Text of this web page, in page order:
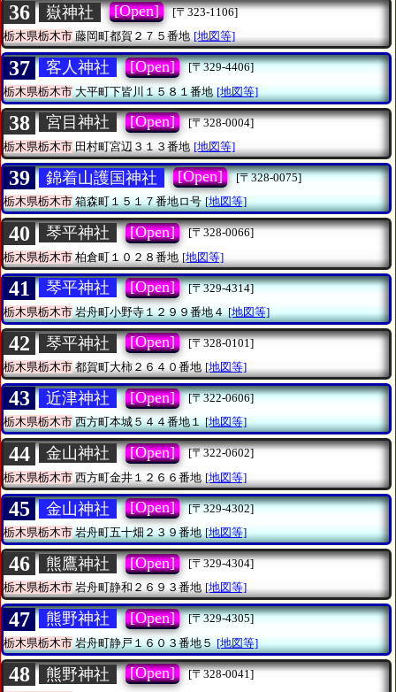
36 嶽神社 [Open]
[〒323-1106]
栃木県栃木市藤岡町都賀２７５番地 [地図等]
37 客人神社 [Open]
[〒329-4406]
栃木県栃木市大平町下皆川１５８１番地 [地図等]
38 宮目神社 [Open]
[〒328-0004]
栃木県栃木市 田村町宮辺３１３番地 [地図等]
39 錦着山護国神社 [Open]
[〒328-0075]
栃木県栃木市箱森町１５１７番地ロ号 [地図等]
40 琴平神社 [Open]
[〒328-0066]
栃木県栃木市 柏倉町１０２８番地 [地図等]
41 琴平神社 [Open]
[〒329-4314]
栃木県栃木市岩舟町小野寺１２９９番地４ [地図等]
42 琴平神社 [Open]
[〒328-0101]
栃木県栃木市都賀町大柿２６４０番地 [地図等]
43 近津神社 [Open]
[〒322-0606]
栃木県栃木市西方町本城５４４番地１ [地図等]
44 金山神社 [Open]
[〒322-0602]
栃木県栃木市 西方町金井１２６６番地 [地図等]
45 金山神社 [Open]
[〒329-4302]
栃木県栃木市岩舟町五十畑２３９番地 [地図等]
46 熊鷹神社 [Open]
[〒329-4304]
栃木県栃木市岩舟町静和２６９３番地 [地図等]
47 熊野神社 [Open]
[〒329-4305]
栃木県栃木市岩舟町静戸１６０３番地５ [地図等]
48 熊野神社 [Open]
[〒328-0041]